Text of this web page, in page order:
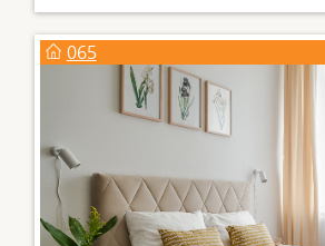
065